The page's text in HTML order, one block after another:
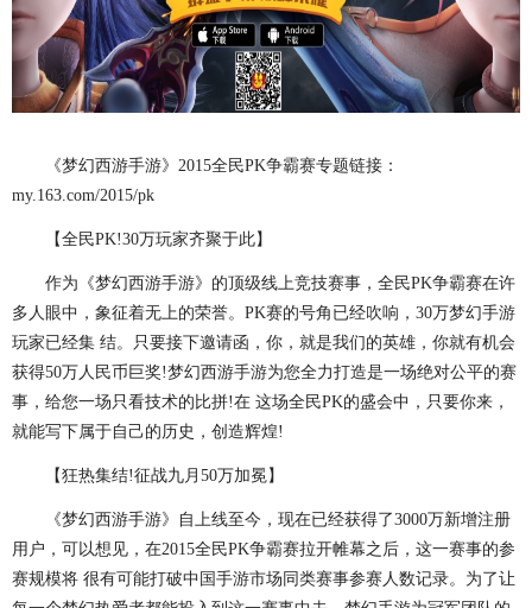
《梦幻西游手游》2015全民PK争霸赛专题链接：
my.163.com/2015/pk
【全民PK!30万玩家齐聚于此】
作为《梦幻西游手游》的顶级线上竞技赛事，全民PK争霸赛在许
多人眼中，象征着无上的荣誉。PK赛的号角已经吹响，30万梦幻手游
玩家已经集 结。只要接下邀请函，你，就是我们的英雄，你就有机会
获得50万人民币巨奖!梦幻西游手游为您全力打造是一场绝对公平的赛
事，给您一场只看技术的比拼!在 这场全民PK的盛会中，只要你来，
就能写下属于自己的历史，创造辉煌!
【狂热集结!征战九月50万加冕】
《梦幻西游手游》自上线至今，现在已经获得了3000万新增注册
用户，可以想见，在2015全民PK争霸赛拉开帷幕之后，这一赛事的参
赛规模将 很有可能打破中国手游市场同类赛事参赛人数记录。为了让